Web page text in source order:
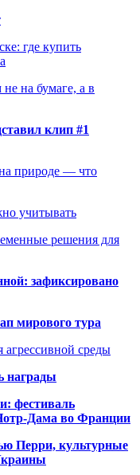
где купить
на бумаге, а в
клип #1
природе — что
учитывать
решения для
зафиксировано
мирового тура
среды
награды
фестиваль
Дама во Франции
Перри, культурные